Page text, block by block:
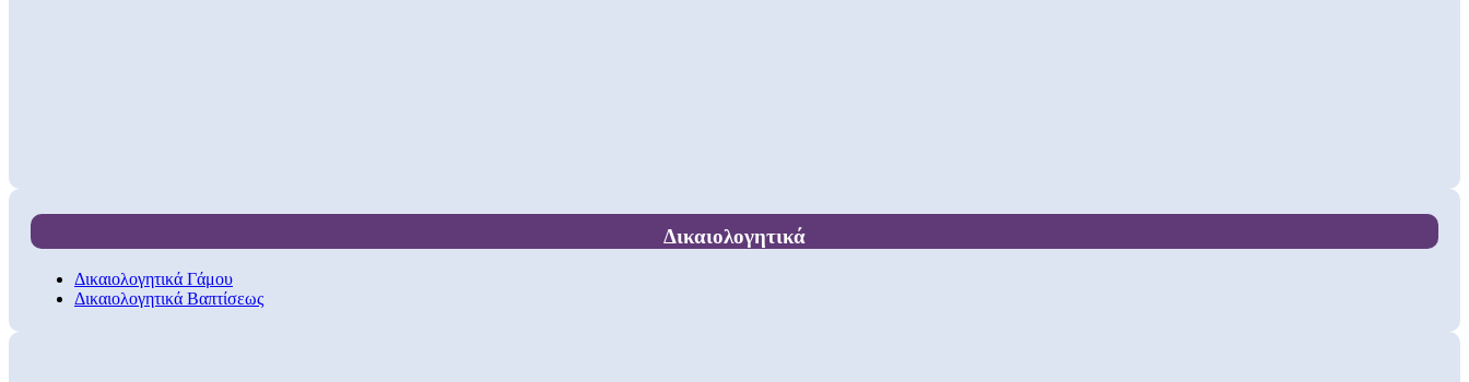
Δικαιολογητικά
Δικαιολογητικά Γάμου
Δικαιολογητικά Βαπτίσεως